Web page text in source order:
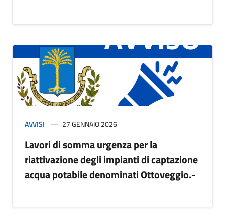
AVVISI 27 GENNAIO 2026
Lavori di somma urgenza per la
riattivazione degli impianti di captazione
acqua potabile denominati Ottoveggio.-